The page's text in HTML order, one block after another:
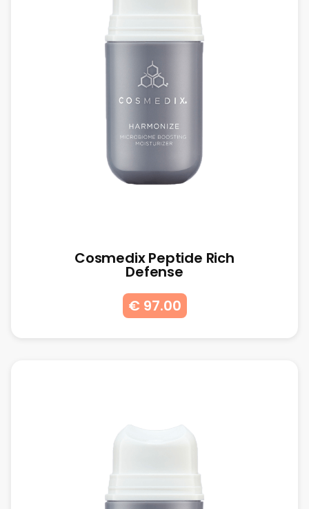
Cosmedix Peptide Rich
Defense
€ 97.00